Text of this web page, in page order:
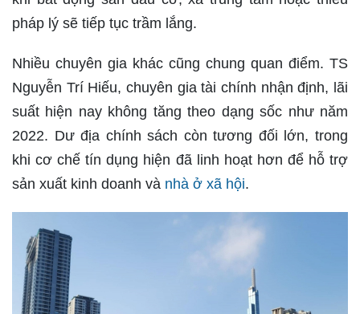
pháp lý sẽ tiếp tục trầm lắng.
Nhiều chuyên gia khác cũng chung quan điểm. TS
Nguyễn Trí Hiếu, chuyên gia tài chính nhận định, lãi
suất hiện nay không tăng theo dạng sốc như năm
2022. Dư địa chính sách còn tương đối lớn, trong
khi cơ chế tín dụng hiện đã linh hoạt hơn để hỗ trợ
sản xuất kinh doanh và nhà ở xã hội.